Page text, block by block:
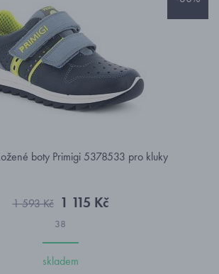
boty Primigi 5378533 pro kluky
1 593 Kč 1 115 Kč
38
skladem